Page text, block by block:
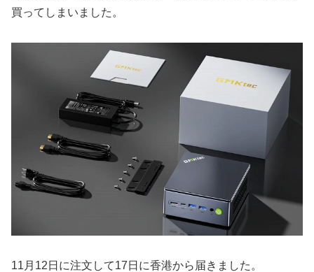
買ってしまいました。
11月12日に注文して17日に香港から届きました。